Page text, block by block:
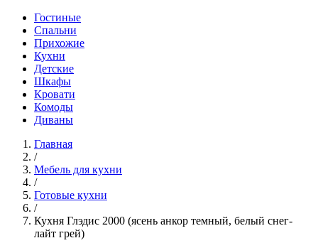
Гостиные
Спальни
Прихожие
Кухни
Детские
Шкафы
Кровати
Комоды
Диваны
Главная
/
Мебель для кухни
/
Готовые кухни
/
Кухня Глэдис 2000 (ясень анкор темный, белый снег-
лайт грей)